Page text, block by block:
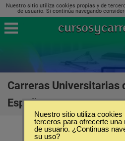
Nuestro sitio utiliza cookies propias y de
de usuario. Si continúa navegando
Carreras Universitarias
España
Nuestro sitio utiliza cookies
terceros para ofrecerte una
de usuario. ¿Continuas
su uso?